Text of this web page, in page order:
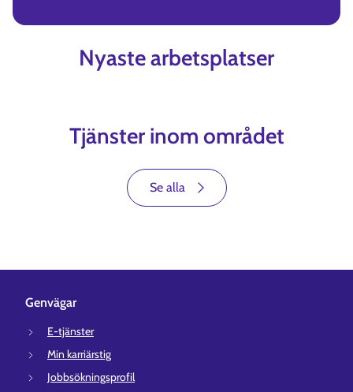
Nyaste arbetsplatser
Tjänster inom området
Se alla
Genvägar
E-tjänster
Min karriärstig
Jobbsökningsprofil